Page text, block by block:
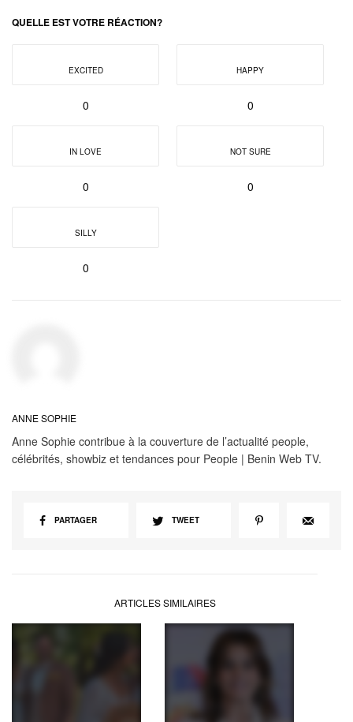
QUELLE EST VOTRE RÉACTION?
EXCITED
0
HAPPY
0
IN LOVE
0
NOT SURE
0
SILLY
0
ANNE SOPHIE
Anne Sophie contribue à la couverture de l’actualité people,
célébrités, showbiz et tendances pour People | Benin Web TV.
PARTAGER TWEET
ARTICLES SIMILAIRES